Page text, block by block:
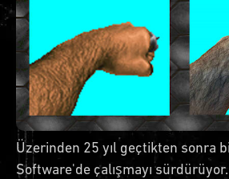
Üzerinden 25 yıl geçtikten sonra
Software'de çalışmayı